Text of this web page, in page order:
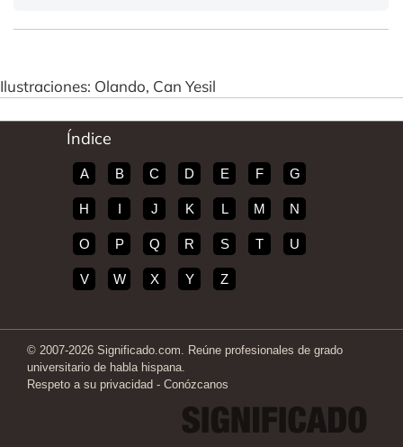
Ilustraciones: Olando, Can Yesil
Índice
A B C D E F G
H I J K L M N
O P Q R S T U
V W X Y Z
© 2007-2026 Significado.com. Reúne profesionales de grado
universitario de habla hispana.
Respeto a su privacidad - Conózcanos